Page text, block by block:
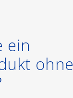
ein
ohne